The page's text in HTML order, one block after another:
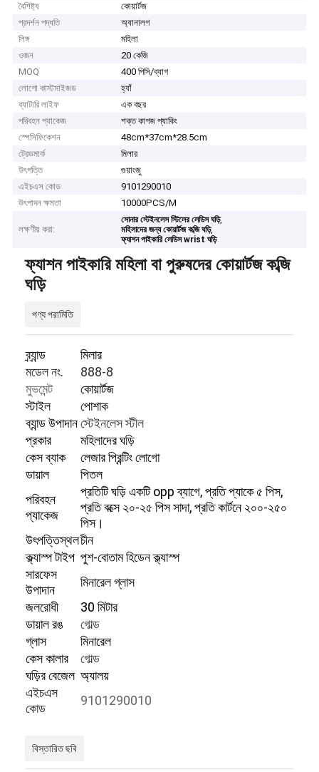
বৈশিষ্ট্য
কোয়ার্টজ
প্রদর্শন পদ্ধতি
অ্যানালগ
লিঙ্গ
মহিলা
ওজন
20 কেজি
MOQ
400 পিসি/ব্যাগ
লোগো কাস্টমাইজড
হ্যাঁ
ব্যাটারি লাইফ
এক বছর
পরিবহন প্যাকেজ
শক্ত কাগজ প্যাকিং
স্পেসিফিকেশন
48cm*37cm*28.5cm
ট্রেডমার্ক
মিলার
উৎপত্তি
গুয়াংজু
এইচএস কোড
9101290010
উৎপাদন ক্ষমতা
10000PCS/M
লক্ষণীয় করা:
সোনার স্টেইনলেস স্টিলের লেডিস ঘড়ি,
মহিলাদের জন্য কোয়ার্টজ কব্জি ঘড়ি,
ফ্যাশন পাইকারি লেডিস wrist ঘড়ি
ফ্যাশন পাইকারি মহিলা বা পুরুষদের কোয়ার্টজ কব্জি
ঘড়ি
পণ্য পরামিতি
ব্র্যান্ড
মিলার
মডেল নং.
888-8
মুভমেন্ট
কোয়ার্টজ
স্টাইল
পোশাক
ব্যান্ড উপাদান স্টেইনলেস স্টীল
প্রকার
মহিলাদের ঘড়ি
কেস ব্যাক
লেজার প্রিন্টিং লোগো
ডায়াল
পিতল
পরিবহন
প্যাকেজ
প্রতিটি ঘড়ি একটি opp ব্যাগে, প্রতি প্যাকে ৫ পিস,
প্রতি বক্সে ২০-২৫ পিস সাদা, প্রতি কার্টনে ২০০-২৫০
পিস।
উৎপত্তিস্থলচীন
ক্ল্যাস্প টাইপ পুশ-বোতাম হিডেন ক্ল্যাস্প
সারফেস
উপাদান
মিনারেল গ্লাস
জলরোধী
30 মিটার
ডায়াল রঙ
গোল্ড
গ্লাস
মিনারেল
কেস কালার
গোল্ড
ঘড়ির বেজেল অ্যালয়
এইচএস
কোড
9101290010
বিস্তারিত ছবি